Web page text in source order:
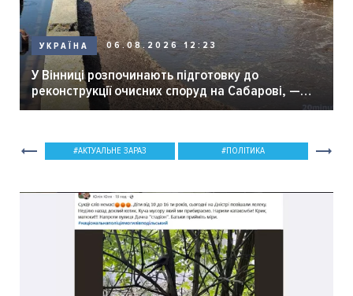
УКРАЇНА 06.08.2026 12:23
У Вінниці розпочинають підготовку до
реконструкції очисних споруд на Сабарові, —
мер Вінниці.
АКТУАЛЬНЕ ЗАРАЗ ПОЛІТИКА